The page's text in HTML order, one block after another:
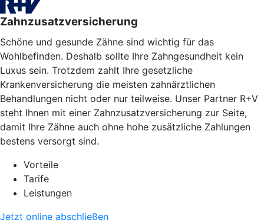
Zahnzusatzversicherung
Schöne und gesunde Zähne sind wichtig für das
Wohlbefinden. Deshalb sollte Ihre Zahngesundheit kein
Luxus sein. Trotzdem zahlt Ihre gesetzliche
Krankenversicherung die meisten zahnärztlichen
Behandlungen nicht oder nur teilweise. Unser Partner R+V
steht Ihnen mit einer Zahnzusatzversicherung zur Seite,
damit Ihre Zähne auch ohne hohe zusätzliche Zahlungen
bestens versorgt sind.
Vorteile
Tarife
Leistungen
Jetzt online abschließen